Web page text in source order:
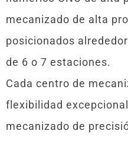
mecanizado de alta
posicionados
de 6 o 7 estaciones.
Cada centro de
flexibilidad
mecanizado de